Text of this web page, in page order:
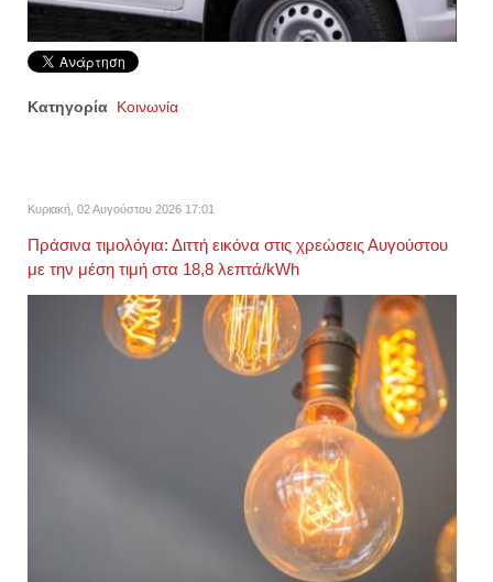
Κατηγορία Κοινωνία
Κυριακή, 02 Αυγούστου 2026 17:01
Πράσινα τιμολόγια: Διττή εικόνα στις χρεώσεις Αυγούστου
με την μέση τιμή στα 18,8 λεπτά/kWh